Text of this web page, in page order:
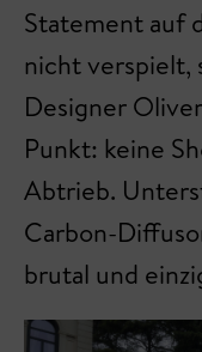
Statement auf
nicht verspielt,
Designer
Punkt: keine
Abtrieb.
Carbon-
brutal und